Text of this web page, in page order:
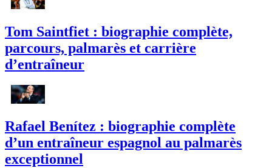
Tom Saintfiet : biographie complète,
parcours, palmarès et carrière
d’entraîneur
Rafael Benítez : biographie complète
d’un entraîneur espagnol au palmarès
exceptionnel